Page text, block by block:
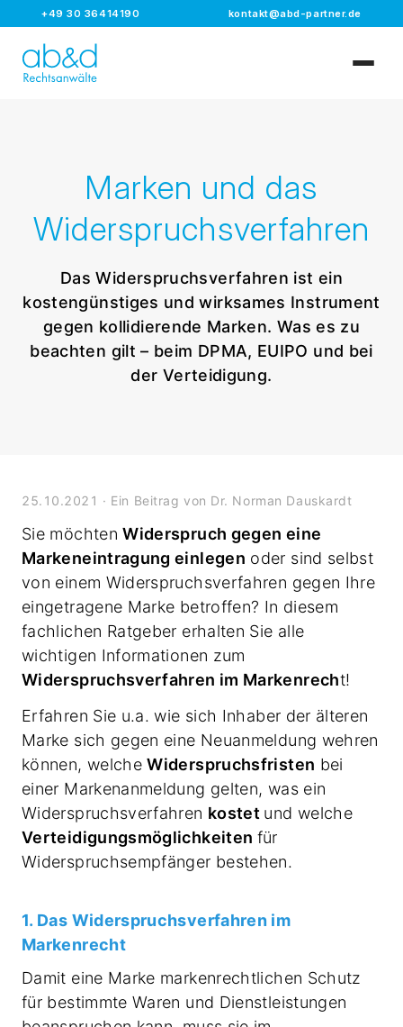
+49 30 36414190 kontakt@abd-partner.de
Marken und das
Widerspruchsverfahren
Das Widerspruchsverfahren ist ein
kostengünstiges und wirksames Instrument
gegen kollidierende Marken. Was es zu
beachten gilt – beim DPMA, EUIPO und bei
der Verteidigung.
25.10.2021 · Ein Beitrag von Dr. Norman Dauskardt
Sie möchtenWiderspruch gegen eine
Markeneintragung einlegen oder sind selbst
von einem Widerspruchsverfahren gegen Ihre
eingetragene Marke betroffen? In diesem
fachlichen Ratgeber erhalten Sie alle
wichtigen Informationen zum
Widerspruchsverfahren im Markenrecht!
Erfahren Sie u.a. wie sich Inhaber der älteren
Marke sich gegen eine Neuanmeldung wehren
können, welcheWiderspruchsfristen bei
einer Markenanmeldung gelten, was ein
Widerspruchsverfahren kostet und welche
Verteidigungsmöglichkeiten für
Widerspruchsempfänger bestehen.
1. Das Widerspruchsverfahren im
Markenrecht
Damit eine Marke markenrechtlichen Schutz
für bestimmte Waren und Dienstleistungen